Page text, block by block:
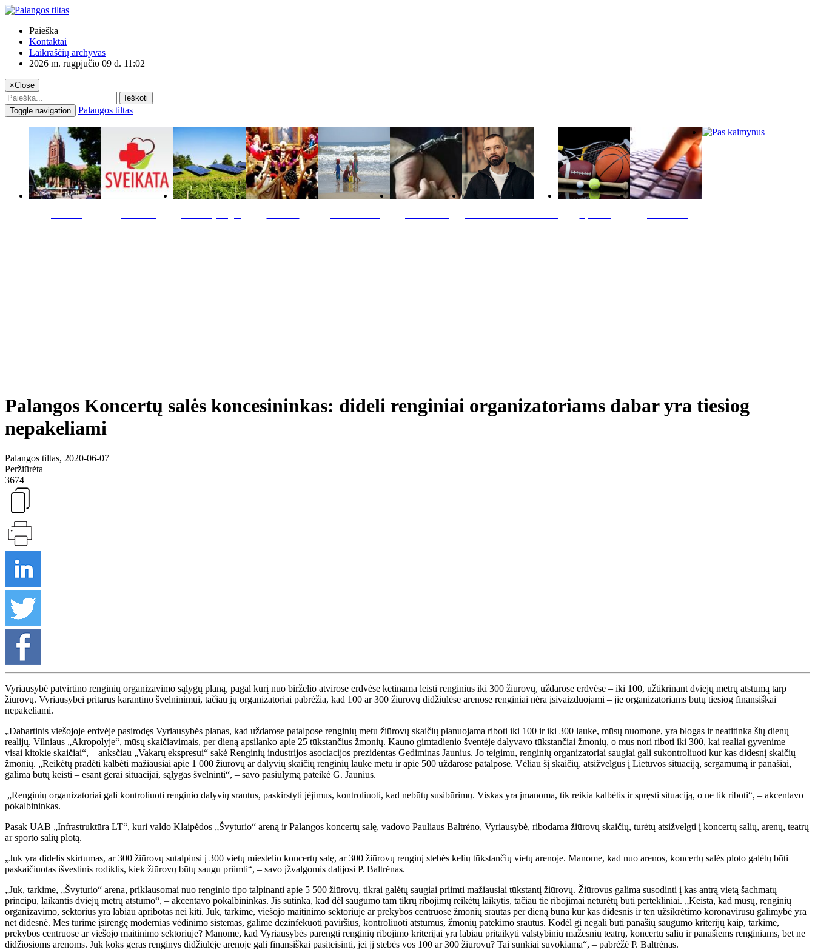
Paieška
Kontaktai
Laikraščių archyvas
2026 m. rugpjūčio 09 d. 11:02
×Close
Ieškoti
Toggle navigation
Palangos tiltas
Palangos Koncertų salės koncesininkas: dideli renginiai organizatoriams dabar yra tiesiog
nepakeliami
Palangos tiltas, 2020-06-07
Peržiūrėta
3674
Vyriausybė patvirtino renginių organizavimo sąlygų planą, pagal kurį nuo birželio atvirose erdvėse ketinama leisti renginius iki 300 žiūrovų, uždarose erdvėse – iki 100, užtikrinant dviejų metrų atstumą tarp
žiūrovų. Vyriausybei pritarus karantino švelninimui, tačiau jų organizatoriai pabrėžia, kad 100 ar 300 žiūrovų didžiulėse arenose renginiai nėra įsivaizduojami – jie organizatoriams būtų tiesiog finansiškai
nepakeliami.
„Dabartinis viešojoje erdvėje pasirodęs Vyriausybės planas, kad uždarose patalpose renginių metu žiūrovų skaičių planuojama riboti iki 100 ir iki 300 lauke, mūsų nuomone, yra blogas ir neatitinka šių dienų
realijų. Vilniaus „Akropolyje“, mūsų skaičiavimais, per dieną apsilanko apie 25 tūkstančius žmonių. Kauno gimtadienio šventėje dalyvavo tūkstančiai žmonių, o mus nori riboti iki 300, kai realiai gyvenime –
visai kitokie skaičiai“, – anksčiau „Vakarų ekspresui“ sakė Renginių industrijos asociacijos prezidentas Gediminas Jaunius. Jo teigimu, renginių organizatoriai saugiai gali sukontroliuoti kur kas didesnį skaičių
žmonių. „Reikėtų pradėti kalbėti mažiausiai apie 1 000 žiūrovų ar dalyvių skaičių renginių lauke metu ir apie 500 uždarose patalpose. Vėliau šį skaičių, atsižvelgus į Lietuvos situaciją, sergamumą ir panašiai,
galima būtų keisti – esant gerai situacijai, sąlygas švelninti“, – savo pasiūlymą pateikė G. Jaunius.
„Renginių organizatoriai gali kontroliuoti renginio dalyvių srautus, paskirstyti įėjimus, kontroliuoti, kad nebūtų susibūrimų. Viskas yra įmanoma, tik reikia kalbėtis ir spręsti situaciją, o ne tik riboti“, – akcentavo
pokalbininkas.
Pasak UAB „Infrastruktūra LT“, kuri valdo Klaipėdos „Švyturio“ areną ir Palangos koncertų salę, vadovo Pauliaus Baltrėno, Vyriausybė, ribodama žiūrovų skaičių, turėtų atsižvelgti į koncertų salių, arenų, teatrų
ar sporto salių plotą.
„Juk yra didelis skirtumas, ar 300 žiūrovų sutalpinsi į 300 vietų miestelio koncertų salę, ar 300 žiūrovų renginį stebės kelių tūkstančių vietų arenoje. Manome, kad nuo arenos, koncertų salės ploto galėtų būti
paskaičiuotas išvestinis rodiklis, kiek žiūrovų būtų saugu priimti“, – savo įžvalgomis dalijosi P. Baltrėnas.
„Juk, tarkime, „Švyturio“ arena, priklausomai nuo renginio tipo talpinanti apie 5 500 žiūrovų, tikrai galėtų saugiai priimti mažiausiai tūkstantį žiūrovų. Žiūrovus galima susodinti į kas antrą vietą šachmatų
principu, laikantis dviejų metrų atstumo“, – akcentavo pokalbininkas. Jis sutinka, kad dėl saugumo tam tikrų ribojimų reikėtų laikytis, tačiau tie ribojimai neturėtų būti pertekliniai. „Keista, kad mūsų, renginių
organizavimo, sektorius yra labiau apribotas nei kiti. Juk, tarkime, viešojo maitinimo sektoriuje ar prekybos centruose žmonių srautas per dieną būna kur kas didesnis ir ten užsikrėtimo koronavirusu galimybė yra
net didesnė. Mes turime įsirengę modernias vėdinimo sistemas, galime dezinfekuoti paviršius, kontroliuoti atstumus, žmonių patekimo srautus. Kodėl gi negali būti panašių saugumo kriterijų kaip, tarkime,
prekybos centruose ar viešojo maitinimo sektoriuje? Manome, kad Vyriausybės parengti renginių ribojimo kriterijai yra labiau pritaikyti valstybinių mažesnių teatrų, koncertų salių ir panašiems renginiams, bet ne
didžiosioms arenoms. Juk koks geras renginys didžiulėje arenoje gali finansiškai pasiteisinti, jei jį stebės vos 100 ar 300 žiūrovų? Tai sunkiai suvokiama“, – pabrėžė P. Baltrėnas.